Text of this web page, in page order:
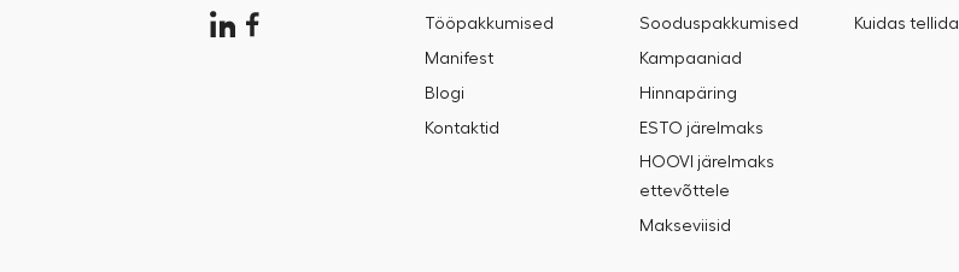
Tööpakkumised
Manifest
Blogi
Kontaktid
Sooduspakkumised
Kampaaniad
Hinnapäring
ESTO järelmaks
HOOVI järelmaks
ettevõttele
Makseviisid
Kuidas tellida